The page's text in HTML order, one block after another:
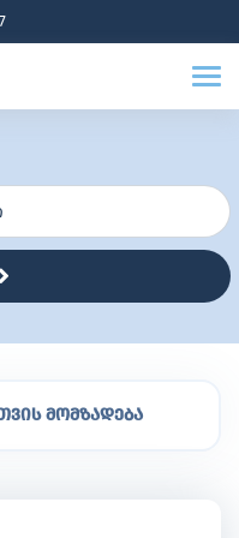
მომზადება